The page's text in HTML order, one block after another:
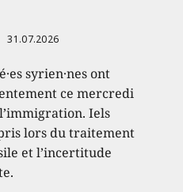
31.07.2026
syrien·nes ont
ce mercredi
Iels
lors du traitement
et l’incertitude